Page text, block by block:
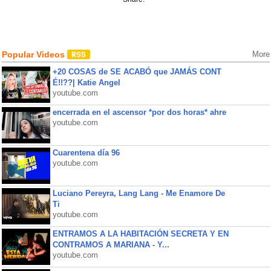
Popular Videos More
+20 COSAS de SE ACABÓ que JAMÁS CONT
É!!??| Katie Angel
youtube.com
encerrada en el ascensor *por dos horas* ahre
youtube.com
Cuarentena día 96
youtube.com
Luciano Pereyra, Lang Lang - Me Enamore De
Ti
youtube.com
ENTRAMOS A LA HABITACIÓN SECRETA Y EN
CONTRAMOS A MARIANA - Y...
youtube.com